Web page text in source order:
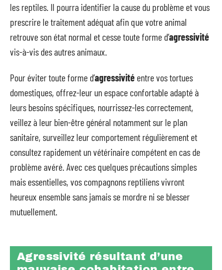
les reptiles. Il pourra identifier la cause du problème et vous
prescrire le traitement adéquat afin que votre animal
retrouve son état normal et cesse toute forme d’agressivité
vis-à-vis des autres animaux.
Pour éviter toute forme d’agressivité entre vos tortues
domestiques, offrez-leur un espace confortable adapté à
leurs besoins spécifiques, nourrissez-les correctement,
veillez à leur bien-être général notamment sur le plan
sanitaire, surveillez leur comportement régulièrement et
consultez rapidement un vétérinaire compétent en cas de
problème avéré. Avec ces quelques précautions simples
mais essentielles, vos compagnons reptiliens vivront
heureux ensemble sans jamais se mordre ni se blesser
mutuellement.
Agressivité résultant d’une